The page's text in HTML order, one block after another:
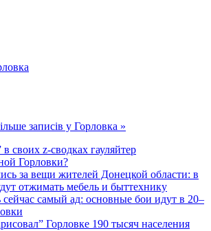
записів у Горловка »
в своих z-сводках гауляйтер
Горловки?
за вещи жителей Донецкой области: в
отжимать мебель и быттехнику
самый ад: основные бои идут в 20–
Горловке 190 тысяч населения